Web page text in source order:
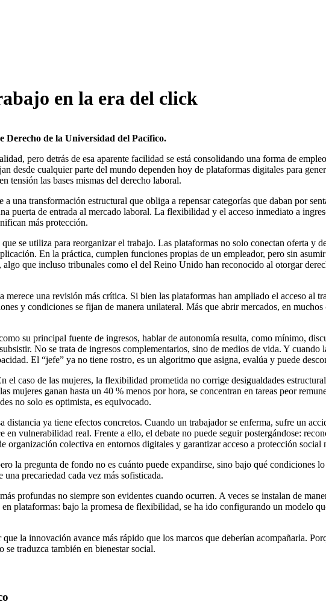
en la era del click
Derecho de la Universidad del Pacífico.
pero detrás de esa aparente facilidad se está consolidando una forma de
desde cualquier parte del mundo dependen hoy de plataformas digitales para
tensión las bases mismas del derecho laboral.
una transformación estructural que obliga a repensar categorías que daban por
puerta de entrada al mercado laboral. La flexibilidad y el acceso inmediato a
más protección.
se utiliza para reorganizar el trabajo. Las plataformas no solo conectan oferta y
En la práctica, cumplen funciones propias de un empleador, pero sin
que incluso tribunales como el del Reino Unido han reconocido al otorgar
merece una revisión más crítica. Si bien las plataformas han ampliado el acceso al
y condiciones se fijan de manera unilateral. Más que abrir mercados, en
su principal fuente de ingresos, hablar de autonomía resulta, como mínimo,
No se trata de ingresos complementarios, sino de medios de vida. Y
El “jefe” ya no tiene rostro, es un algoritmo que asigna, evalúa y puede
el caso de las mujeres, la flexibilidad prometida no corrige desigualdades
mujeres ganan hasta un 40 % menos por hora, se concentran en tareas peor
no solo es optimista, es equivocado.
distancia ya tiene efectos concretos. Cuando un trabajador se enferma, sufre un
vulnerabilidad real. Frente a ello, el debate no puede seguir postergándose:
organización colectiva en entornos digitales y garantizar acceso a protección
la pregunta de fondo no es cuánto puede expandirse, sino bajo qué condiciones
precariedad cada vez más sofisticada.
profundas no siempre son evidentes cuando ocurren. A veces se instalan de
plataformas: bajo la promesa de flexibilidad, se ha ido configurando un modelo
la innovación avance más rápido que los marcos que deberían acompañarla.
traduzca también en bienestar social.